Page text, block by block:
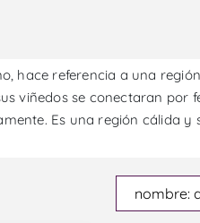
hace referencia a una
viñedos se conectaran por
Es una región cálida y